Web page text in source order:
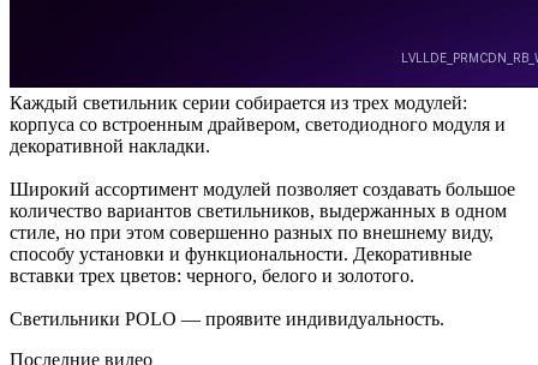
Каждый светильник серии собирается из трех модулей:
корпуса со встроенным драйвером, светодиодного модуля и
декоративной накладки.
Широкий ассортимент модулей позволяет создавать большое
количество вариантов светильников, выдержанных в одном
стиле, но при этом совершенно разных по внешнему виду,
способу установки и функциональности. Декоративные
вставки трех цветов: черного, белого и золотого.
Светильники POLO — проявите индивидуальность.
Последние видео